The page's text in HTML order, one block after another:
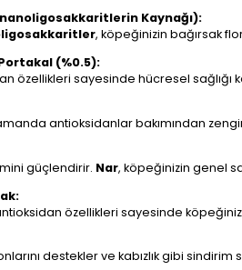
Kaynağı):
, köpeğinizin bağırsak
(%0.5):
özellikleri sayesinde hücresel sağlığı
antioksidanlar bakımından
güçlendirir. Nar, köpeğinizin genel
özellikleri sayesinde
destekler ve kabızlık gibi sindirim